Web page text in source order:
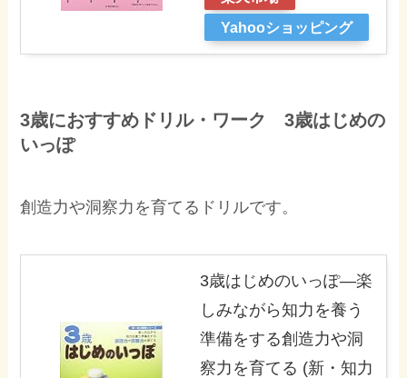
Yahooショッピング
3歳におすすめドリル・ワーク 3歳はじめの
いっぽ
創造力や洞察力を育てるドリルです。
3歳はじめのいっぽ―楽
しみながら知力を養う
準備をする創造力や洞
察力を育てる (新・知力